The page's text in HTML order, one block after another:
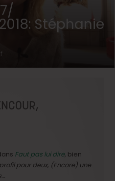
Stéphanie
Faut pas lui dire, bien
pour deux, (Encore) une